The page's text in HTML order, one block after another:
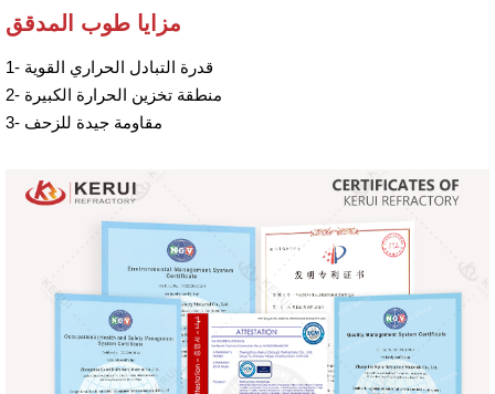
مزايا طوب المدقق
1- قدرة التبادل الحراري القوية
2- منطقة تخزين الحرارة الكبيرة
3- مقاومة جيدة للزحف